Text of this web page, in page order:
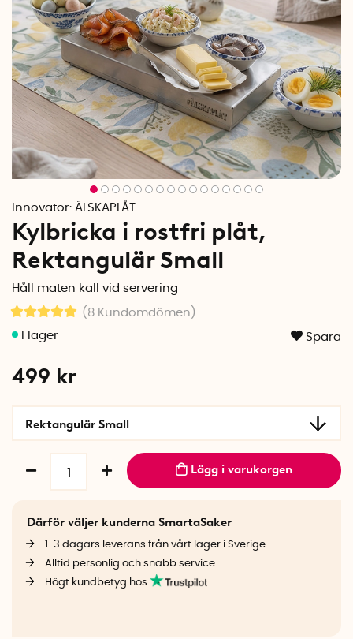
Innovatör: ÄLSKAPLÅT
Kylbricka i rostfri plåt,
Rektangulär Small
Håll maten kall vid servering
(8 Kundomdömen )
Spara
499 kr
Rektangulär Small
Lägg i varukorgen
Därför väljer kunderna SmartaSaker
1-3 dagars leverans från vårt lager i Sverige
Alltid personlig och snabb service
Högt kundbetyg hos